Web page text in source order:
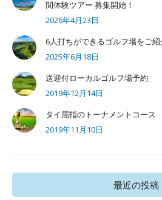
間体験ツアー 募集開始！
2026年4月23日
6人打ちができるゴルフ場をご紹
2025年6月18日
送迎付ローカルゴルフ場予約
2019年12月14日
タイ屈指のトーナメントコース
2019年11月10日
最近の投稿